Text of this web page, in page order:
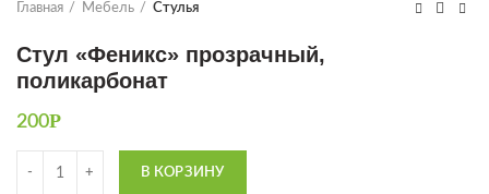
Главная Мебель Стулья
Стул «Феникс» прозрачный,
поликарбонат
200Р
Количество
В КОРЗИНУ